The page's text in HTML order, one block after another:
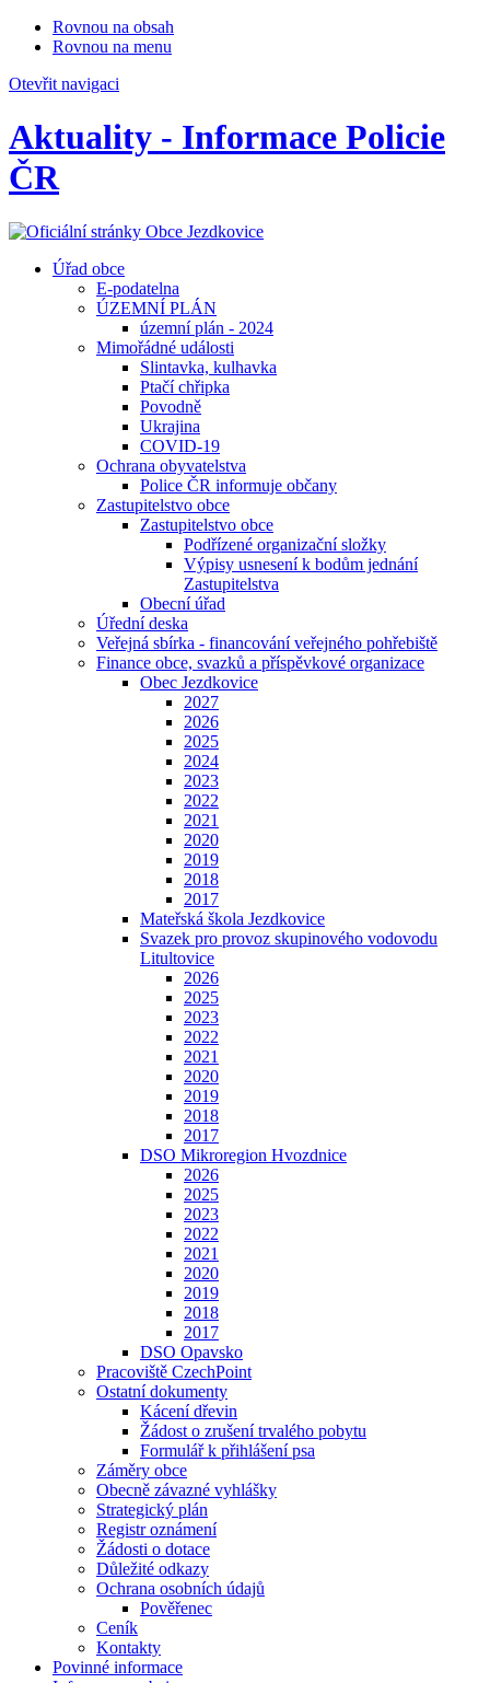
Rovnou na obsah
Rovnou na menu
Otevřit navigaci
Aktuality - Informace Policie
ČR
Úřad obce
E-podatelna
ÚZEMNÍ PLÁN
územní plán - 2024
Mimořádné události
Slintavka, kulhavka
Ptačí chřipka
Povodně
Ukrajina
COVID-19
Ochrana obyvatelstva
Police ČR informuje občany
Zastupitelstvo obce
Zastupitelstvo obce
Podřízené organizační složky
Výpisy usnesení k bodům jednání
Zastupitelstva
Obecní úřad
Úřední deska
Veřejná sbírka - financování veřejného pohřebiště
Finance obce, svazků a příspěvkové organizace
Obec Jezdkovice
2027
2026
2025
2024
2023
2022
2021
2020
2019
2018
2017
Mateřská škola Jezdkovice
Svazek pro provoz skupinového vodovodu
Litultovice
2026
2025
2023
2022
2021
2020
2019
2018
2017
DSO Mikroregion Hvozdnice
2026
2025
2023
2022
2021
2020
2019
2018
2017
DSO Opavsko
Pracoviště CzechPoint
Ostatní dokumenty
Kácení dřevin
Žádost o zrušení trvalého pobytu
Formulář k přihlášení psa
Záměry obce
Obecně závazné vyhlášky
Strategický plán
Registr oznámení
Žádosti o dotace
Důležité odkazy
Ochrana osobních údajů
Pověřenec
Ceník
Kontakty
Povinné informace